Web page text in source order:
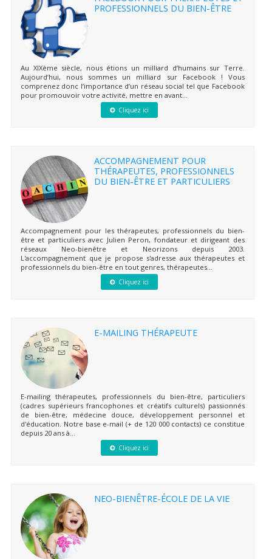
PROFESSIONNELS DU BIEN-ÊTRE
Au XIXème siècle, nous étions un milliard d’humains sur Terre.
Aujourd’hui, nous sommes un milliard sur Facebook ! Vous
comprenez donc l’importance d’un réseau social tel que Facebook
pour promouvoir votre activité, mettre en avant...
Cliquez ici
ACCOMPAGNEMENT POUR
THÉRAPEUTES, PROFESSIONNELS
DU BIEN-ÊTRE ET PARTICULIERS
Accompagnement pour les thérapeutes, professionnels du bien-
être et particuliers avec Julien Peron, fondateur et dirigeant des
réseaux Neo-bienêtre et Neorizons depuis 2003.
L'accompagnement que je propose s'adresse aux thérapeutes et
professionnels du bien-être en tout genres, thérapeutes...
Cliquez ici
E-MAILING THÉRAPEUTE
E-mailing thérapeutes, professionnels du bien-être, particuliers
(cadres supérieurs francophones et créatifs culturels) passionnés
de bien-être, médecine douce, développement personnel et
d'éducation. Notre base e-mail (+ de 120 000 contacts) ce constitue
depuis 20 ans à...
Cliquez ici
NEO-BIENÊTRE-ÉCOLE DE LA VIE